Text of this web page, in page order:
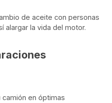
de aceite con personas
alargar la vida del motor.
en óptimas